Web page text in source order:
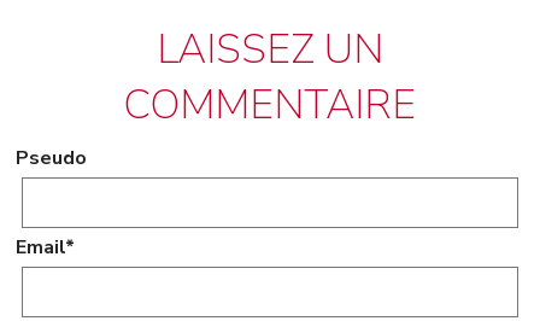
LAISSEZ UN
COMMENTAIRE
Pseudo
Email*